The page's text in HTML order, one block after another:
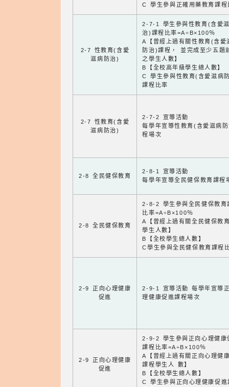
C 學生參與正確用藥教育課程
2-7 性教育(含愛
滋病防治)
2-7-1 學生參與性教育(含愛
治)課程比率=A÷B×100％
A【曾經上過有關性教育(含愛
防治)課程， 並完成至少五題
之學生人數】
B【全校高年級學生總人數】
C 學生參與性教育(含愛滋病
課程比率
2-7 性教育(含愛
滋病防治)
2-7-2 宣導活動
每學年宣導性教育(含愛滋病
程場次
2-8 全民健保教育
2-8-1 宣導活動
每學年宣導全民健保教育課程
2-8 全民健保教育
2-8-2 學生參與全民健保教育
比率=A÷B×100％
A【曾經上過有關全民健保教
學生人數】
B【全校學生總人數】
C學生參與全民健保教育課程
2-9 正向心理健康
促進
2-9-1 宣導活動 每學年宣導
理健康促進課程場次
2-9 正向心理健康
促進
2-9-2 學生參與正向心理健康
課程比率=A÷B×100％
A【曾經上過有關正向心理健
課程學生人 數】
B【全校學生總人數】
C 學生參與正向心理健康促進